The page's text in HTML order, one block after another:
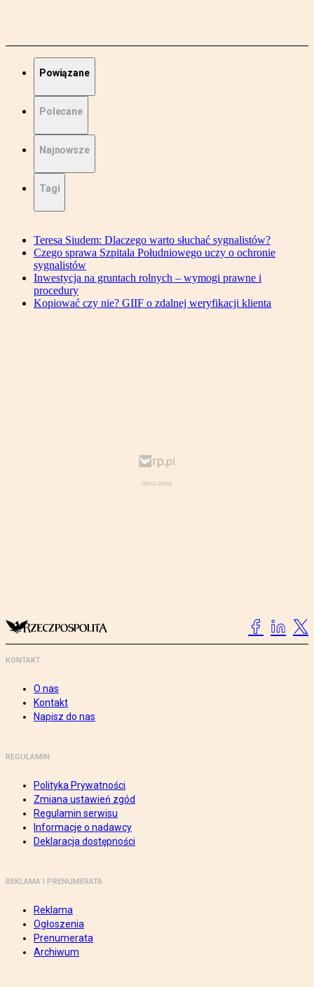
Powiązane
Polecane
Najnowsze
Tagi
Teresa Siudem: Dlaczego warto słuchać sygnalistów?
Czego sprawa Szpitala Południowego uczy o ochronie
sygnalistów
Inwestycja na gruntach rolnych – wymogi prawne i
procedury
Kopiować czy nie? GIIF o zdalnej weryfikacji klienta
KONTAKT
O nas
Kontakt
Napisz do nas
REGULAMIN
Polityka Prywatności
Zmiana ustawień zgód
Regulamin serwisu
Informacje o nadawcy
Deklaracja dostępności
REKLAMA I PRENUMERATA
Reklama
Ogłoszenia
Prenumerata
Archiwum